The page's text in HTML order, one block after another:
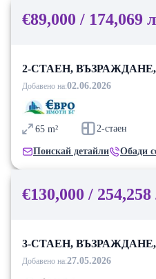
€89,000 / 174,069
2-СТАЕН,
Добавено на:02.06.2026
65 m² 2-стаен
Поискай детайли Обади
€130,000 / 254,258
3-СТАЕН,
Добавено на:27.05.2026